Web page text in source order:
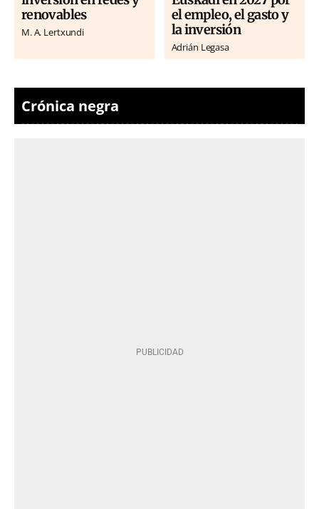
renovables
M. A. Lertxundi
el empleo, el gasto y
la inversión
Adrián Legasa
Crónica negra